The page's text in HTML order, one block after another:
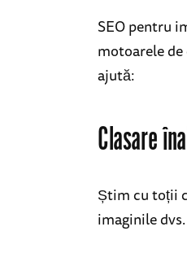
SEO pentru
motoarele
ajută:
Clasare
Știm cu toții
imaginile